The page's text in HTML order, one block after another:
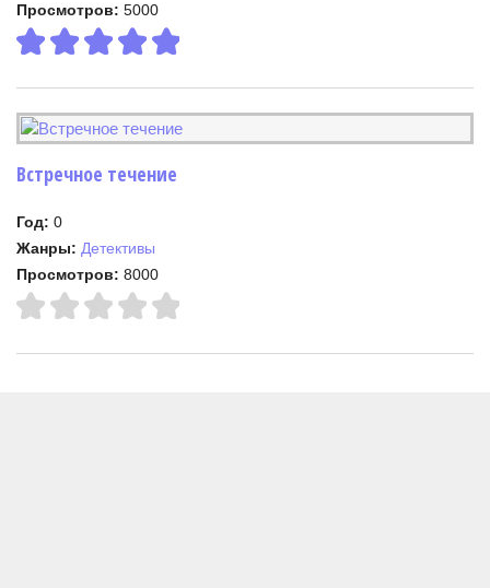
Просмотров: 5000
Встречное течение
Год: 0
Жанры: Детективы
Просмотров: 8000